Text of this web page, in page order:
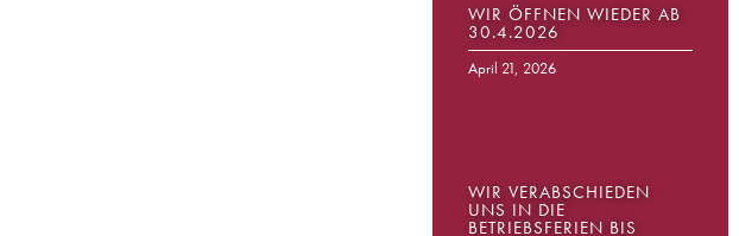
WIR ÖFFNEN WIEDER AB
30.4.2026
April 21, 2026
WIR VERABSCHIEDEN
UNS IN DIE
BETRIEBSFERIEN BIS